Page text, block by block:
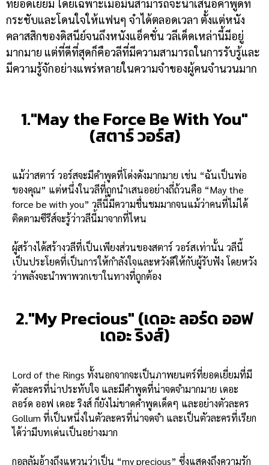
ที่ยอดเยี่ยม โดยเฉพาะเมื่อมันสามารถจะนำเสนอคำพูดที่
กระชับและโดนใจให้แฟนๆ จำได้ตลอดเวลา ตั้งแต่หนัง
คลาสสิกของดิสนีย์จนถึงหนังแอ็คชั่น วลีเด็ดเหล่านี้มีอยู่
มากมาย แต่ที่ดีที่สุดก็คือวลีที่มีความสามารถในการรับรู้และ
มีความรู้จักอย่างแพร่หลายในความจำของผู้คนจำนวนมาก
1."May the Force Be With You"
(สตาร์ วอร์ส)
แม้ว่าสตาร์ วอร์สจะมีคำพูดที่โด่งดังมากมาย เช่น “ฉันเป็นพ่อ
ของคุณ” แต่หนึ่งในวลีที่ถูกนำเสนออย่างถี่ถ้วนคือ “May the
force be with you” วลีนี้มีความชื่นชมมากจนแม้ว่าคนที่ไม่ได้
ติดตามซีรีส์จะรู้ว่าวลีนี้มาจากที่ไหน
ผู้สร้างได้สร้างวลีที่เป็นเพียงส่วนของสตาร์ วอร์สเท่านั้น วลีนี้
เป็นประโยคที่เป็นการให้กำลังใจและหวังดีให้กับผู้รับฟัง โดยหวัง
ว่าพลังจะนำพาพวกเขาในทางที่ถูกต้อง
2."My Precious" (เดอะ ลอร์ด ออฟ
เดอะ ริงส์)
Lord of the Rings ทั้งนอกจากจะเป็นภาพยนตร์ที่ยอดเยี่ยมที่มี
ตัวละครที่น่าประทับใจ และมีคำพูดที่น่าจดจำมากมาย เดอะ
ลอร์ด ออฟ เดอะ ริงส์ ก็ยังไม่ขาดคำพูดเด็ดๆ และอย่างตัวละคร
Gollum ที่เป็นหนึ่งในตัวละครที่น่าจดจำ และเป็นตัวละครที่เรียก
ได้ว่ามีบทเด่นเป็นอย่างมาก
กอลลัมอ้างถึงแหวนว่าเป็น “my precious” ซึ่งแสดงถึงความรัก